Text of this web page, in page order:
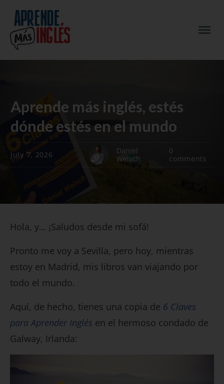
Aprende más inglés, estés
dónde estés en el mundo
July 7, 2026
Daniel
Welsch
0
comments
Hola, y… ¡Saludos desde mi sofá!
Pronto me voy a Sevilla, pero hoy, mientras
estoy en Madrid, mis libros van viajando por
todo el mundo.
Aquí, de hecho, tienes una copia de 6 Claves
para Aprender Inglés en el hermoso condado de
Galway, Irlanda: